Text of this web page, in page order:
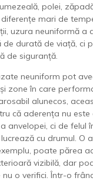
polei,
mari de
uzura neuniformă a
durată de viață, ci
de siguranță.
neuniform pot
zone în care
alunecos,
că aderența nu
anvelopei, ci de felul
cu drumul. O
poate părea
vizibilă, dar
o verifici. Într-o